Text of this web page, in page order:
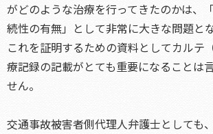
がどのような治療を行ってきたのかは、
続性の有無」として非常に大きな問題とな
これを証明するための資料としてカルテ
療記録の記載がとても重要になることは
せん。
交通事故被害者側代理人弁護士としても